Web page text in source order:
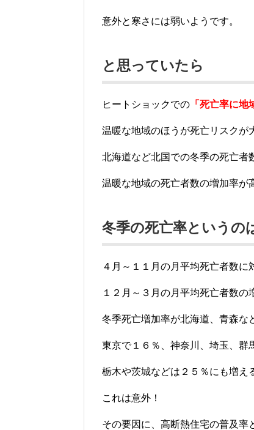
意外と寒さには弱いようです。
と思っていたら
ヒートショックでの 「死亡率に地
温暖な地域のほうが死亡リスクが
北海道など北国での冬季の死亡者
温暖な地域の死亡者数の増加率が
冬季の死亡率というの
４月～１１月の月平均死亡者数に
１２月～３月の月平均死亡者数の
冬季死亡増加率が北海道、青森な
東京で１６％、神奈川、埼玉、群
栃木や茨城などは２５％にも増え
これは意外！
その要因に、高断熱住宅の普及率